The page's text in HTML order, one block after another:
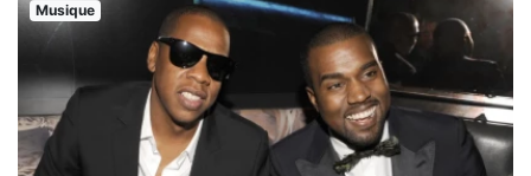
Musique